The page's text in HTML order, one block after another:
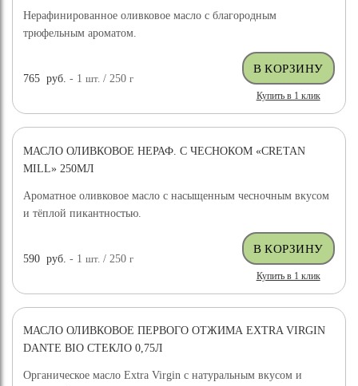
Нерафинированное оливковое масло с благородным
трюфельным ароматом.
765 руб. - 1шт. / 250г
Купить в 1 клик
МАСЛО ОЛИВКОВОЕ НЕРАФ. С ЧЕСНОКОМ «CRETAN
MILL» 250МЛ
Ароматное оливковое масло с насыщенным чесночным вкусом
и тёплой пикантностью.
590 руб. - 1шт. / 250г
Купить в 1 клик
НОВИНКА
МАСЛО ОЛИВКОВОЕ ПЕРВОГО ОТЖИМА EXTRA VIRGIN
DANTE BIO СТЕКЛО 0,75Л
Органическое масло Extra Virgin с натуральным вкусом и